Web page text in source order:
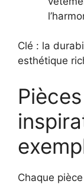
Clé : la
esthétique
Chaque